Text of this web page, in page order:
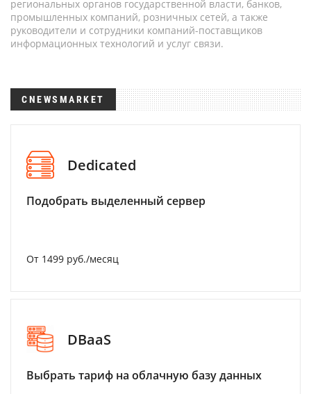
региональных органов государственной власти, банков,
промышленных компаний, розничных сетей, а также
руководители и сотрудники компаний-поставщиков
информационных технологий и услуг связи.
CNEWSMARKET
Dedicated
Подобрать выделенный сервер
От 1499 руб./месяц
DBaaS
Выбрать тариф на облачную базу данных